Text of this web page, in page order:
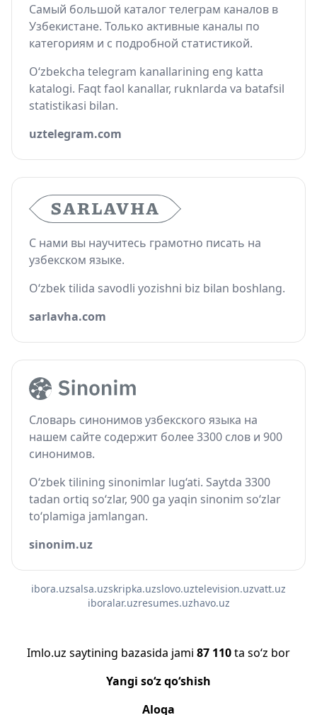
Самый большой каталог телеграм каналов в
Узбекистане. Только активные каналы по
категориям и с подробной статистикой.
O‘zbekcha telegram kanallarining eng katta
katalogi. Faqt faol kanallar, ruknlarda va batafsil
statistikasi bilan.
uztelegram.com
С нами вы научитесь грамотно писать на
узбекском языке.
O‘zbek tilida savodli yozishni biz bilan boshlang.
sarlavha.com
Словарь синонимов узбекского языка на
нашем сайте содержит более 3300 слов и 900
синонимов.
O‘zbek tilining sinonimlar lug‘ati. Saytda 3300
tadan ortiq so‘zlar, 900 ga yaqin sinonim so‘zlar
to‘plamiga jamlangan.
sinonim.uz
ibora.uzsalsa.uzskripka.uzslovo.uztelevision.uzvatt.uz
iboralar.uzresumes.uzhavo.uz
Imlo.uz saytining bazasida jami 87 110ta so‘z bor
Yangi so‘z qo‘shish
Aloqa